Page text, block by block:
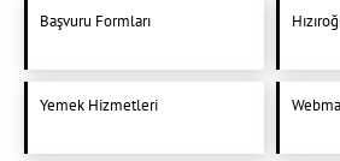
Başvuru Formları
Yemek Hizmetleri